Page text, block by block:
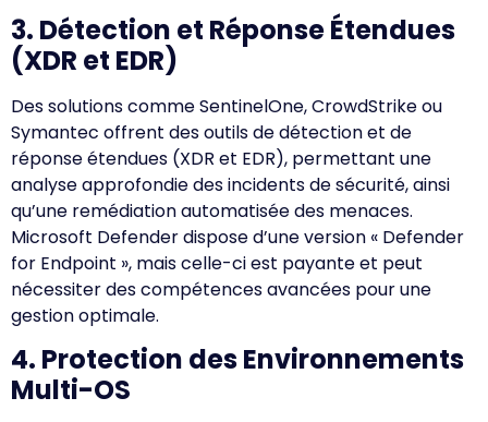
3. Détection et Réponse Étendues
(XDR et EDR)
Des solutions comme SentinelOne, CrowdStrike ou
Symantec offrent des outils de détection et de
réponse étendues (XDR et EDR), permettant une
analyse approfondie des incidents de sécurité, ainsi
qu’une remédiation automatisée des menaces.
Microsoft Defender dispose d’une version « Defender
for Endpoint », mais celle-ci est payante et peut
nécessiter des compétences avancées pour une
gestion optimale.
4. Protection des Environnements
Multi-OS